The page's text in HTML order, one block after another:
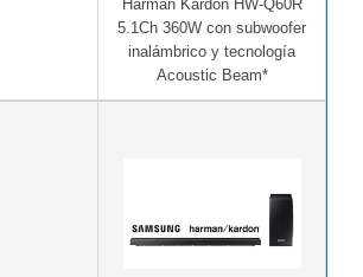
Harman Kardon HW-Q60R
5.1Ch 360W con subwoofer
inalámbrico y tecnología
Acoustic Beam*